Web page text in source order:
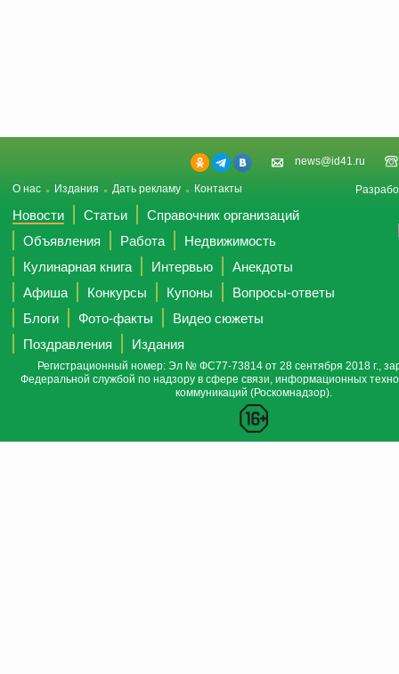
news@id41.ru
О нас Издания Дать рекламу Контакты
Новости Статьи
Справочник организаций
Объявления
Работа
Недвижимость
Кулинарная книга
Интервью
Анекдоты
Афиша
Конкурсы Купоны
Вопросы-ответы
Блоги
Фото-факты
Видео сюжеты
Поздравления
Издания
Регистрационный номер: Эл № ФС77-73814 от 28 сентября 2018 г.,
Федеральной службой по надзору в сфере связи, информационных
коммуникаций (Роскомнадзор).